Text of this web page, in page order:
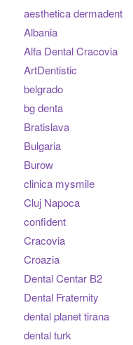
aesthetica dermadent
Albania
Alfa Dental Cracovia
ArtDentistic
belgrado
bg denta
Bratislava
Bulgaria
Burow
clinica mysmile
Cluj Napoca
confident
Cracovia
Croazia
Dental Centar B2
Dental Fraternity
dental planet tirana
dental turk